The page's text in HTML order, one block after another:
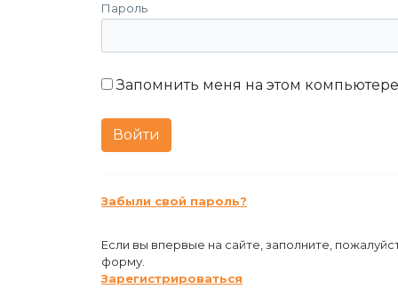
Пароль
Запомнить меня на этом компьютере
Забыли свой пароль?
Если вы впервые на сайте, заполните,
форму.
Зарегистрироваться